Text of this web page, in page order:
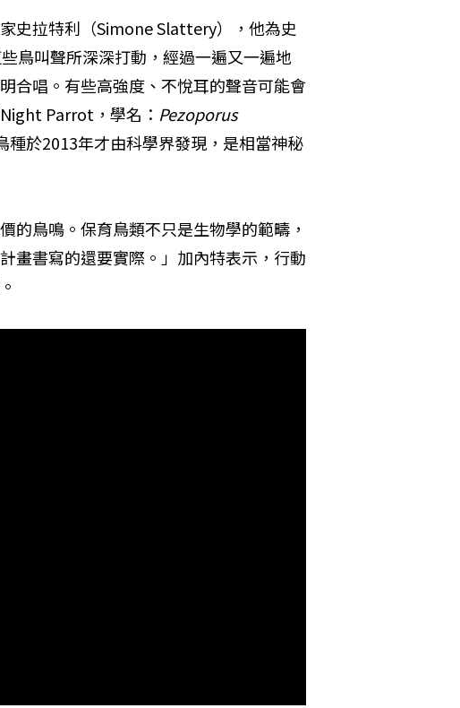
史拉特利（Simone Slattery），他為史
鳥叫聲所深深打動，經過一遍又一遍地
合唱。有些高強度、不悅耳的聲音可能會
Parrot，學名： Pezoporus
於2013年才由科學界發現，是相當神秘
的鳥鳴。保育鳥類不只是生物學的範疇，
畫書寫的還要實際。」加內特表示，行動